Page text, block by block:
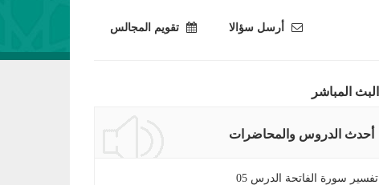
أرسل سؤالا تقويم المجالس
البث المباشر
أحدث الدروس والمحاضرات
تفسير سورة الفاتحة الدرس 05